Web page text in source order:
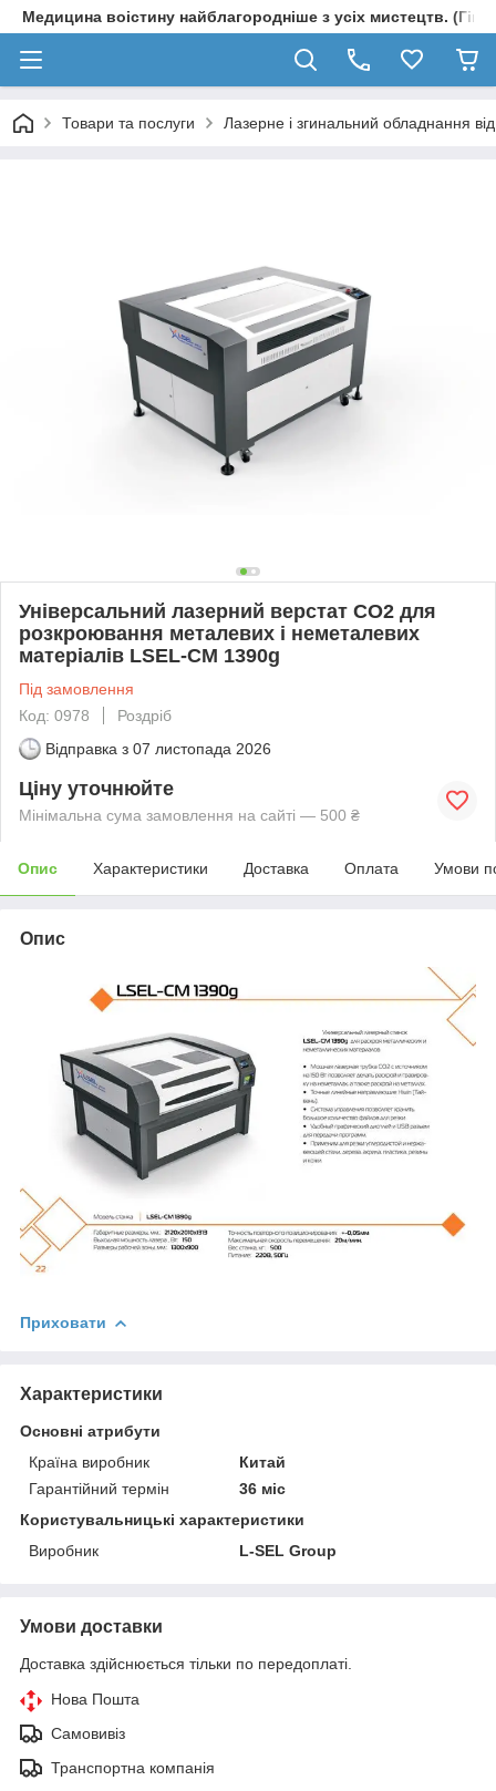
Медицина воістину найблагородніше з усіх мистецтв.
Товари та послуги Лазерне і згинальний обладнання
Універсальний лазерний верстат СО2 для
розкроювання металевих і неметалевих
матеріалів LSEL-CМ 1390g
Під замовлення
Код: 0978
Роздріб
Відправка з 07 листопада 2026
Ціну уточнюйте
Мінімальна сума замовлення на сайті — 500 ₴
Опис Характеристики Доставка Оплата Умови
Опис
Приховати
Характеристики
Основні атрибути
Країна виробник
Китай
Гарантійний термін
36 міс
Користувальницькі характеристики
Виробник
L-SEL Group
Умови доставки
Доставка здійснюється тільки по передоплаті.
Нова Пошта
Самовивіз
Транспортна компанія